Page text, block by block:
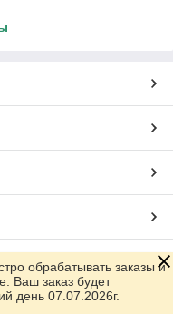
обрабатывать заказы и
Ваш заказ будет
день 07.07.2026г.